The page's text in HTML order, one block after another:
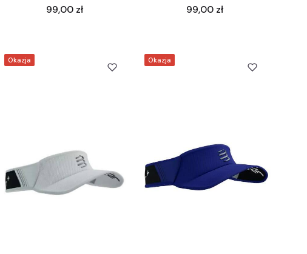
Cena
99,00 zł Cena
99,00 zł
Okazja Okazja